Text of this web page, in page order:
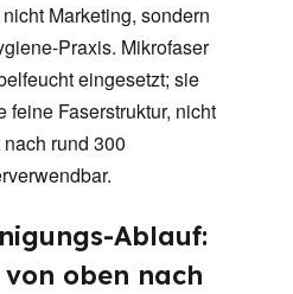
Marketing, sondern
Praxis. Mikrofaser
eingesetzt; sie
feine Faserstruktur, nicht
rund 300
Ablauf:
oben nach